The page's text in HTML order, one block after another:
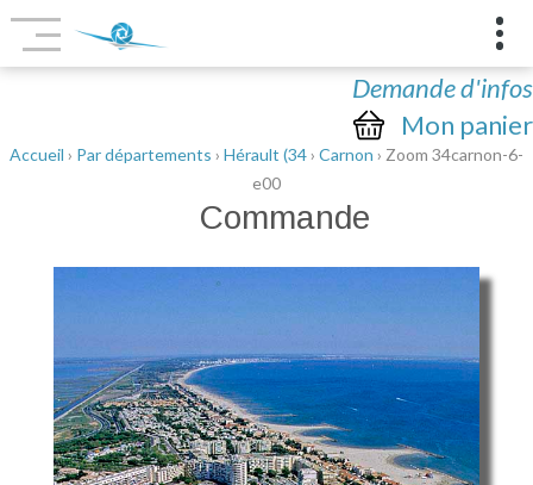
Demande d'infos
Mon panier
Accueil › Par départements › Hérault (34› Carnon › Zoom 34carnon-6-
e00
Commande